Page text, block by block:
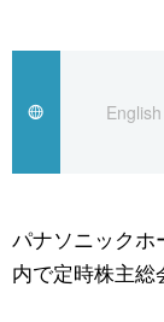
国際
社会
文化
アーカイブ
Japan Data
旅と暮らし
動画/Live
文化
科学・技術
暮らし
スポーツ・東京
English
パナソニックホ
内で定時株主